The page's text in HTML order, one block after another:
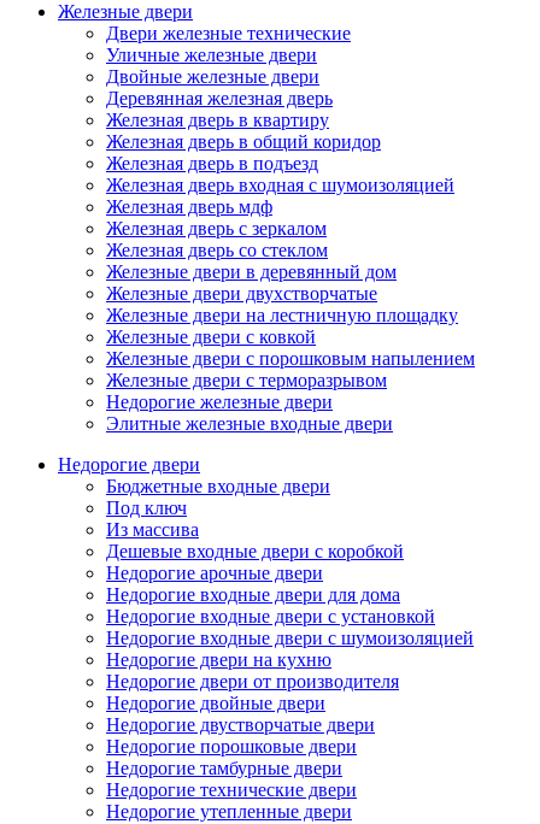
Железные двери
Двери железные технические
Уличные железные двери
Двойные железные двери
Деревянная железная дверь
Железная дверь в квартиру
Железная дверь в общий коридор
Железная дверь в подъезд
Железная дверь входная с шумоизоляцией
Железная дверь мдф
Железная дверь с зеркалом
Железная дверь со стеклом
Железные двери в деревянный дом
Железные двери двухстворчатые
Железные двери на лестничную площадку
Железные двери с ковкой
Железные двери с порошковым напылением
Железные двери с терморазрывом
Недорогие железные двери
Элитные железные входные двери
Недорогие двери
Бюджетные входные двери
Под ключ
Из массива
Дешевые входные двери с коробкой
Недорогие арочные двери
Недорогие входные двери для дома
Недорогие входные двери с установкой
Недорогие входные двери с шумоизоляцией
Недорогие двери на кухню
Недорогие двери от производителя
Недорогие двойные двери
Недорогие двустворчатые двери
Недорогие порошковые двери
Недорогие тамбурные двери
Недорогие технические двери
Недорогие утепленные двери